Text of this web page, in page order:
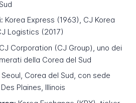
Korea Express (1963), CJ Korea
Logistics (2017)
CJ Corporation (CJ Group), uno dei
della Corea del Sud
Seoul, Corea del Sud, con sede
Plaines, Illinois